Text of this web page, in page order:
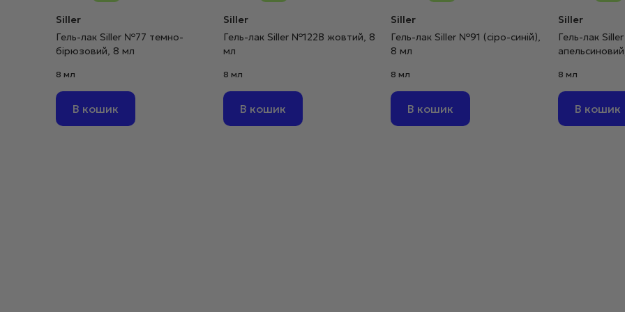
Siller
Гель-лак Siller №77 темно-
бірюзовий, 8 мл
8 мл
В кошик
Siller
Гель-лак Siller №122В жовтий, 8
мл
8 мл
В кошик
Siller
Гель-лак Siller №91 (сіро-синій),
8 мл
8 мл
В кошик
Siller
Гель-лак
8 мл
В кошик